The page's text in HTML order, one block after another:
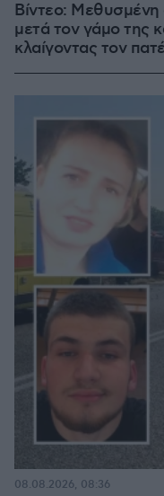
Βίντεο:
μετά τον γάμο της
κλαίγοντας τον
08.08.2026, 08:36